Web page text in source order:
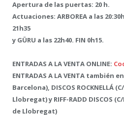
Apertura de las puertas: 20 h.
Actuaciones: ARBOREA a las
21h35
y GÜRU a las 22h40. FIN 0h15.
ENTRADAS A LA VENTA ONLINE:
ENTRADAS A LA VENTA también
Barcelona), DISCOS ROCKNELLÁ
Llobregat) y RIFF-RADD DISCOS
de Llobregat)